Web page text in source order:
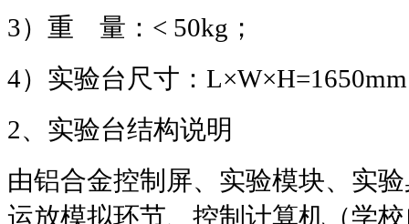
3）重 量： < 50kg ；
4）实验台尺寸：
2、实验台结构说明
由铝合金控制屏、实验模块、实
运放模拟环节、控制计算机（学